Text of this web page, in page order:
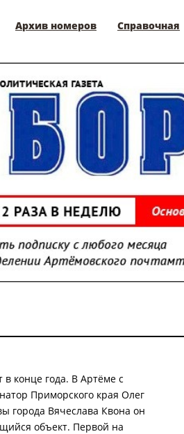
Архив номеров Справочная
конце года. В Артёме с
Приморского края Олег
города Вячеслава Квона он
объект. Первой на